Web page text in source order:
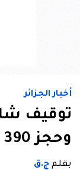
أخبار الجزائر
توقيف
وحجز 390 قرص مهلوس بالسبالة
بقلم ج.ق